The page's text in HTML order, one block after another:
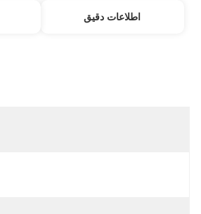
اطلاعات دقیق